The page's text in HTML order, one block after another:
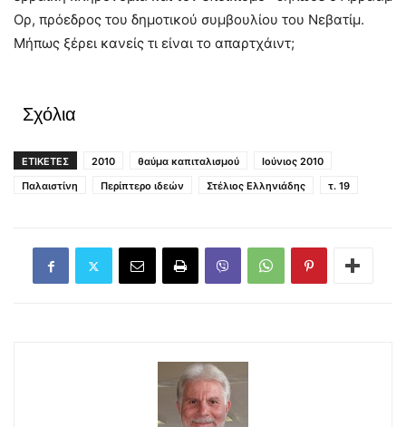
Ορ, πρόεδρος του δημοτικού συμβουλίου του Νεβατίμ.
Μήπως ξέρει κανείς τι είναι το απαρτχάιντ;
Σχόλια
ΕΤΙΚΕΤΕΣ 2010 θαύμα καπιταλισμού
Ιούνιος 2010
Παλαιστίνη
Περίπτερο ιδεών Στέλιος Ελληνιάδης τ. 19